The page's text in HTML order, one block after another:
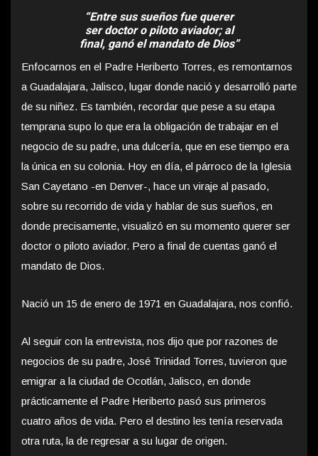
“Entre sus sueños fue querer
ser doctor o piloto aviador; al
final, ganó el mandato de Dios”
Enfocarnos en el Padre Heriberto Torres, es remontarnos
a Guadalajara, Jalisco, lugar donde nació y desarrolló parte
de su niñez. Es también, recordar que pese a su etapa
temprana supo lo que era la obligación de trabajar en el
negocio de su padre, una dulcería, que en ese tiempo era
la única en su colonia. Hoy en día, el párroco de la Iglesia
San Cayetano -en Denver-, hace un viraje al pasado,
sobre su recorrido de vida y hablar de sus sueños, en
donde precisamente, visualizó en su momento querer ser
doctor o piloto aviador. Pero a final de cuentas ganó el
mandato de Dios.
Nació un 15 de enero de 1971 en Guadalajara, nos confió.
Al seguir con la entrevista, nos dijo que por razones de
negocios de su padre, José Trinidad Torres, tuvieron que
emigrar a la ciudad de Ocotlán, Jalisco, en donde
prácticamente el Padre Heriberto pasó sus primeros
cuatro años de vida. Pero el destino les tenía reservada
otra ruta, la de regresar a su lugar de origen.